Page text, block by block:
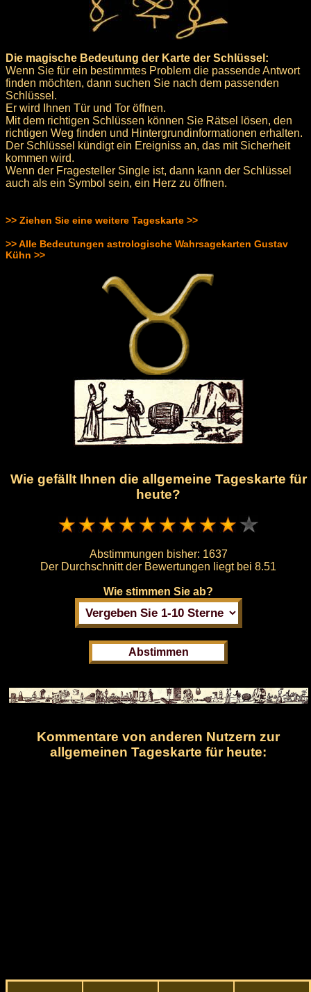
Die magische Bedeutung der Karte der Schlüssel:
Wenn Sie für ein bestimmtes Problem die passende Antwort
finden möchten, dann suchen Sie nach dem passenden
Schlüssel.
Er wird Ihnen Tür und Tor öffnen.
Mit dem richtigen Schlüssen können Sie Rätsel lösen, den
richtigen Weg finden und Hintergrundinformationen erhalten.
Der Schlüssel kündigt ein Ereigniss an, das mit Sicherheit
kommen wird.
Wenn der Fragesteller Single ist, dann kann der Schlüssel
auch als ein Symbol sein, ein Herz zu öffnen.
>> Ziehen Sie eine weitere Tageskarte >>
>> Alle Bedeutungen astrologische Wahrsagekarten Gustav
Kühn >>
Wie gefällt Ihnen die allgemeine Tageskarte für
heute?
Abstimmungen bisher: 1637
Der Durchschnitt der Bewertungen liegt bei 8.51
Wie stimmen Sie ab?
Kommentare von anderen Nutzern zur
allgemeinen Tageskarte für heute: